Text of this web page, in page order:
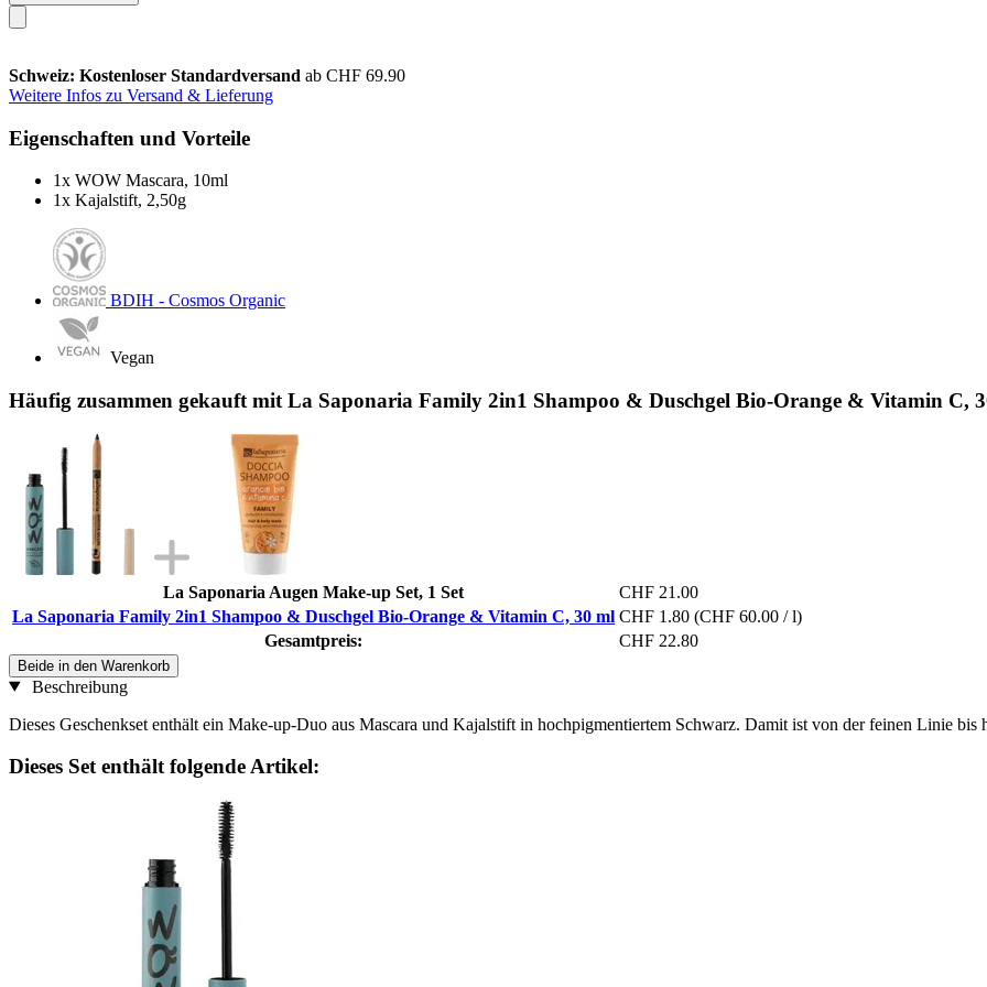
Schweiz: Kostenloser Standardversand ab CHF 69.90
Weitere Infos zu Versand & Lieferung
Eigenschaften und Vorteile
1x WOW Mascara, 10ml
1x Kajalstift, 2,50g
BDIH - Cosmos Organic
Vegan
Häufig zusammen gekauft mit La Saponaria Family 2in1 Shampoo & Duschgel Bio-Orange & Vitamin C,
La Saponaria Augen Make-up Set, 1 Set
CHF 21.00
La Saponaria Family 2in1 Shampoo & Duschgel Bio-Orange & Vitamin C, 30 ml CHF 1.80 (CHF 60.00 / l)
Gesamtpreis:
CHF 22.80
Beide in den Warenkorb
Beschreibung
Dieses Geschenkset enthält ein Make-up-Duo aus Mascara und Kajalstift in hochpigmentiertem Schwarz. Damit ist von der feinen Linie
Dieses Set enthält folgende Artikel: